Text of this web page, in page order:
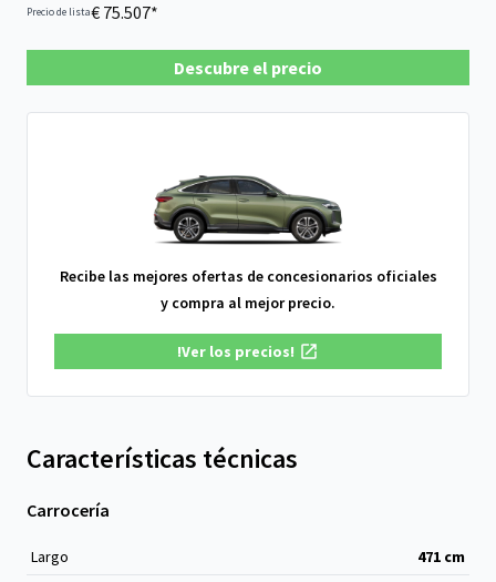
Precio de lista€ 75.507*
Descubre el precio
Recibe las mejores ofertas de concesionarios oficiales
y compra al mejor precio.
!Ver los precios!
Características técnicas
Carrocería
Largo 471 cm